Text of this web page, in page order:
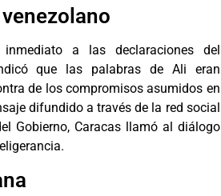
a las declaraciones del
que las palabras de Ali eran
de los compromisos asumidos en
difundido a través de la red social
Gobierno, Caracas llamó al diálogo